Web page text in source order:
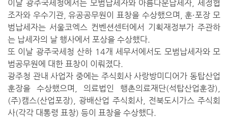
이날 광주국세청에서는 모범납세자와 아름다운납세자, 세정협
조자와 우수기관, 유공공무원이 표창을 수상했으며, 훈·포장 모
범납세자는 서울코엑스 컨벤션센터에서 기획재정부가 주관하
는 납세자의 날 행사에서 포상을 수상했다.
또 이날 광주국세청 산하 14개 세무서에서도 모범납세자와 모
범공무원에 대한 표창이 이뤄졌다.
광주청 관내 사업자 중에는 주식회사 사랑방미디어가 동탑산업
훈장을 수상했으며, 의료법인 행촌의료재단(석탑산업훈장),
(주)캠스(산업포장), 광배산업 주식회사, 전북도시가스 주식회
사(각각 대통령 표창) 등이 표창을 수상했다.